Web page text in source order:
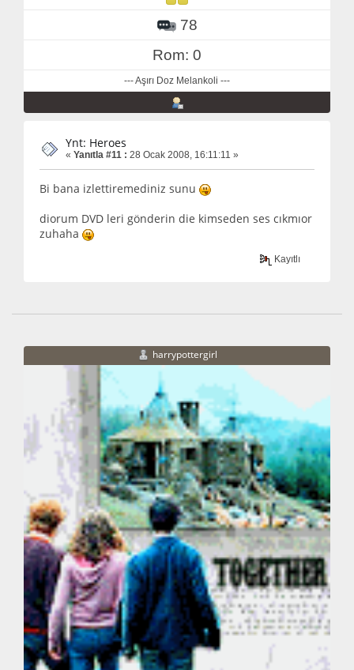
78
Rom: 0
--- Aşırı Doz Melankoli ---
Ynt: Heroes
« Yanıtla #11 : 28 Ocak 2008, 16:11:11 »
Bi bana izlettiremediniz sunu
diorum DVD leri gönderin die kimseden ses cıkmıor
zuhaha
Kayıtlı
harrypottergirl